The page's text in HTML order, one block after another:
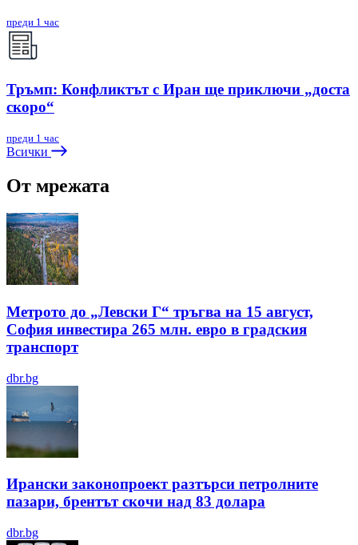
преди 1 час
Тръмп: Конфликтът с Иран ще приключи „доста
скоро“
преди 1 час
Всички
От мрежата
Метрото до „Левски Г“ тръгва на 15 август,
София инвестира 265 млн. евро в градския
транспорт
dbr.bg
Ирански законопроект разтърси петролните
пазари, брентът скочи над 83 долара
dbr.bg